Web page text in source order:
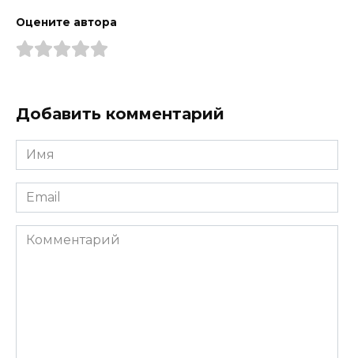
Оцените автора
Добавить комментарий
Имя
*
Email
*
Комментарий